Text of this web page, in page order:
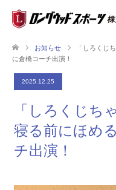
お知らせ
「しろくじ
に倉橋コーチ出演！
2025.12.25
「しろくじち
寝る前にほめ
チ出演！